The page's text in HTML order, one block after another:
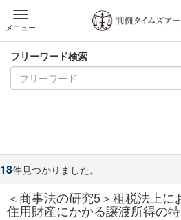
メニュー
フリーワード検索
18件見つかりました。
＜商事法の研究5＞租税法上
住用財産にかかる譲渡所得の